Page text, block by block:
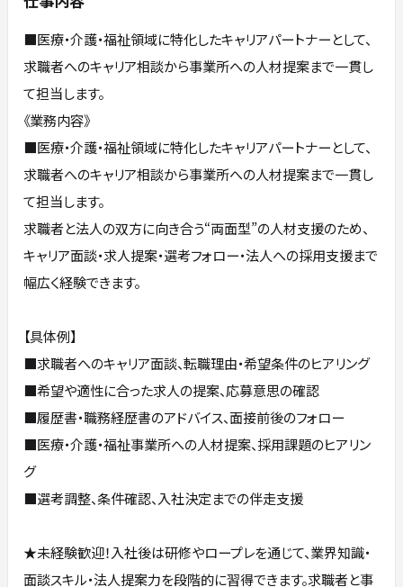
■医療・介護・福祉領域に特化したキャリアパートナーとして、
求職者へのキャリア相談から事業所への人材提案まで一貫し
て担当します。
《業務内容》
■医療・介護・福祉領域に特化したキャリアパートナーとして、
求職者へのキャリア相談から事業所への人材提案まで一貫し
て担当します。
求職者と法人の双方に向き合う“両面型”の人材支援のため、
キャリア面談・求人提案・選考フォロー・法人への採用支援まで
幅広く経験できます。
【具体例】
■求職者へのキャリア面談、転職理由・希望条件のヒアリング
■希望や適性に合った求人の提案、応募意思の確認
■履歴書・職務経歴書のアドバイス、面接前後のフォロー
■医療・介護・福祉事業所への人材提案、採用課題のヒアリン
グ
■選考調整、条件確認、入社決定までの伴走支援
★未経験歓迎！入社後は研修やロープレを通じて、業界知識・
面談スキル・法人提案力を段階的に習得できます。求職者と事